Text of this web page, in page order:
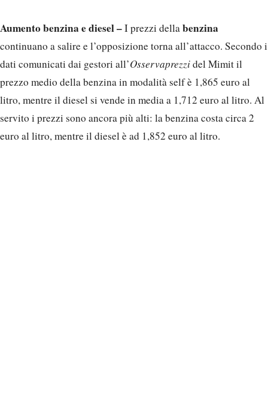
Aumento benzina e diesel –I prezzi dellabenzina
continuano a salire e l’opposizione torna all’attacco. Secondo i
dati comunicati dai gestori all’Osservaprezzidel Mimit il
prezzo medio della benzina in modalità self è 1,865 euro al
litro, mentre il diesel si vende in media a 1,712 euro al litro. Al
servito i prezzi sono ancora più alti: la benzina costa circa 2
euro al litro, mentre il diesel è ad 1,852 euro al litro.